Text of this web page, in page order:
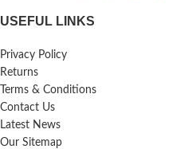
USEFUL LINKS
Privacy Policy
Returns
Terms & Conditions
Contact Us
Latest News
Our Sitemap